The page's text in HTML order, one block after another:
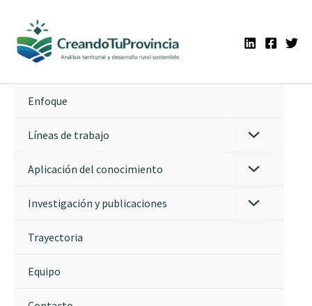
contenido
Enfoque
Líneas de trabajo
Aplicación del conocimiento
Investigación y publicaciones
Trayectoria
Equipo